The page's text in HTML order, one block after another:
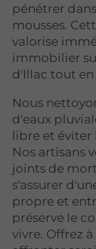
pénétrer
mousses.
valorise
immobilier
d'Illac tout en
Nous
d'eaux
libre et éviter
Nos artisans
joints de
s'assurer
propre et
préserve le
vivre. Offrez